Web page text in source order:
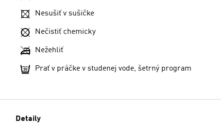
Nesušiť v sušičke
Nečistiť chemicky
Nežehliť
Prať v práčke v studenej vode, šetrný program
Detaily